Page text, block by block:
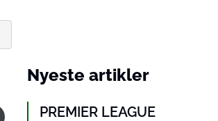
Nyeste artikler
PREMIER LEAGUE